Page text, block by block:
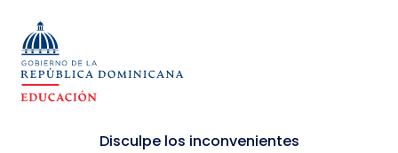
Disculpe los inconvenientes